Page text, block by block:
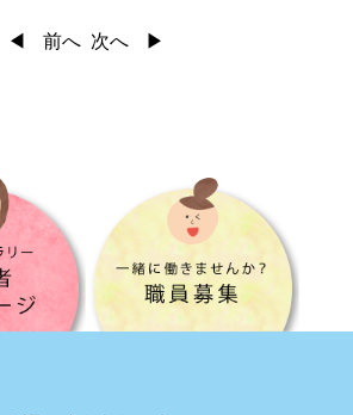
前へ 次へ